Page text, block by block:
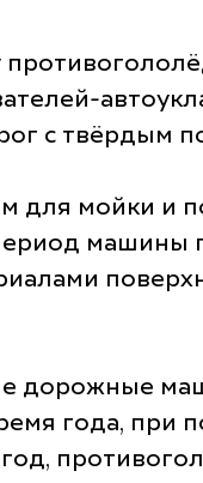
с твёрдым
для мойки и
машины
дорожные
года, при